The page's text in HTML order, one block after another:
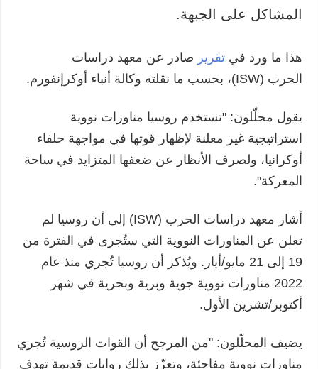
المشاكل على الجبهة.
هذا ما ورد فيتقرير صادر عن معهد دراسات
الحرب (ISW)، بحسب ما نقلته وكالة أنباء أوكرإنفورم.
يقول محلّلون: "تستخدم روسيا مناورات نووية
استراتيجية غير معلنة لإظهار قوتها في مواجهة حلفاء
أوكرانيا، ولصرف الأنظار عن ضعفها المتزايد في ساحة
المعركة".
أشار معهد دراسات الحرب (ISW) إلى أن روسيا لم
تعلن عن المناورات النووية التي ستُجرى في الفترة من
19 إلى 21 مايو/أيار. ويُذكر أن روسيا تُجري منذ عام
2022 مناورات نووية جوية وبرية وبحرية في شهر
أكتوبر/تشرين الأول.
يضيف المحلّلون: "من المرجح أن القوات الروسية تُجري
مناورات نووية مفاجئة، وتعزّز بذلك روايات قديمة تهدف